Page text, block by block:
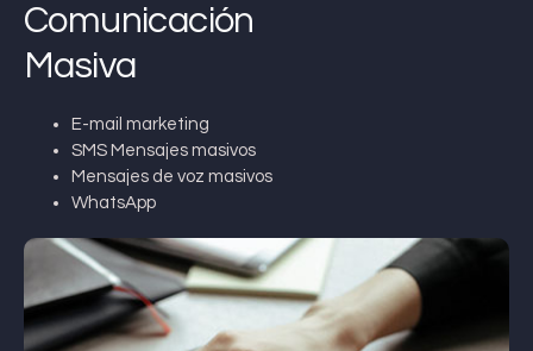
Comunicación
Masiva
E-mail marketing
SMS Mensajes masivos
Mensajes de voz masivos
WhatsApp